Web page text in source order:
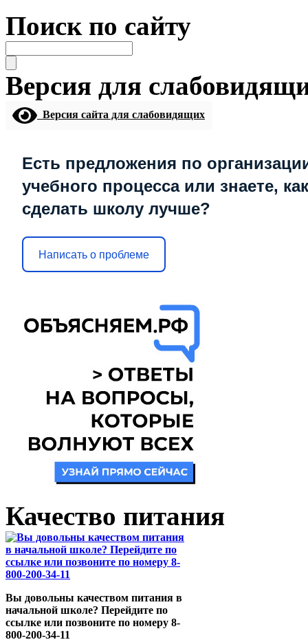
Поиск по сайту
Версия для
Версия сайта для слабовидящих
Есть предложения по
учебного процесса или знаете, как
сделать школу лучше?
Написать о проблеме
Качество питания
Вы довольны качеством питания в
начальной школе? Перейдите по
ссылке или позвоните по номеру 8-
800-200-34-11